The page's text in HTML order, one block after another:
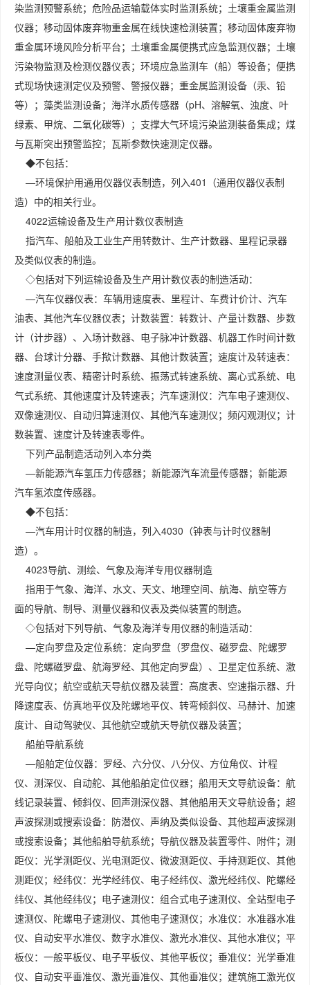
染监测预警系统；危险品运输载体实时监测系统；土壤重金属监测
仪器；移动固体废弃物重金属在线快速检测装置；移动固体废弃物
重金属环境风险分析平台；土壤重金属便携式应急监测仪器；土壤
污染物监测及检测仪器仪表；环境应急监测车（船）等设备；便携
式现场快速测定仪及预警、警报仪器；重金属监测设备（汞、铅
等）；藻类监测设备；海洋水质传感器（pH、溶解氧、浊度、叶
绿素、甲烷、二氧化碳等）；支撑大气环境污染监测装备集成；煤
与瓦斯突出预警监控；瓦斯参数快速测定仪器。
◆不包括：
—环境保护用通用仪器仪表制造，列入401（通用仪器仪表制
造）中的相关行业。
4022运输设备及生产用计数仪表制造
指汽车、船舶及工业生产用转数计、生产计数器、里程记录器
及类似仪表的制造。
◇包括对下列运输设备及生产用计数仪表的制造活动：
—汽车仪器仪表：车辆用速度表、里程计、车费计价计、汽车
油表、其他汽车仪器仪表；计数装置：转数计、产量计数器、步数
计（计步器）、入场计数器、电子脉冲计数器、机器工作时间计数
器、台球计分器、手揿计数器、其他计数装置；速度计及转速表：
速度测量仪表、精密计时系统、振荡式转速系统、离心式系统、电
气式系统、其他速度计及转速表；汽车速测仪：汽车电子速测仪、
双像速测仪、自动归算速测仪、其他汽车速测仪；频闪观测仪；计
数装置、速度计及转速表零件。
下列产品制造活动列入本分类
—新能源汽车氢压力传感器；新能源汽车流量传感器；新能源
汽车氢浓度传感器。
◆不包括：
—汽车用计时仪器的制造，列入4030（钟表与计时仪器制
造）。
4023导航、测绘、气象及海洋专用仪器制造
指用于气象、海洋、水文、天文、地理空间、航海、航空等方
面的导航、制导、测量仪器和仪表及类似装置的制造。
◇包括对下列导航、气象及海洋专用仪器的制造活动：
—定向罗盘及定位系统：定向罗盘（罗盘仪、磁罗盘、陀螺罗
盘、陀螺磁罗盘、航海罗经、其他定向罗盘）、卫星定位系统、激
光导向仪；航空或航天导航仪器及装置：高度表、空速指示器、升
降速度表、仿真地平仪及陀螺地平仪、转弯倾斜仪、马赫计、加速
度计、自动驾驶仪、其他航空或航天导航仪器及装置；
船舶导航系统
—船舶定位仪器：罗经、六分仪、八分仪、方位角仪、计程
仪、测深仪、自动舵、其他船舶定位仪器；船用天文导航设备：航
线记录装置、倾斜仪、回声测深仪器、其他船用天文导航设备；超
声波探测或搜索设备：防潜仪、声纳及类似设备、其他超声波探测
或搜索设备；其他船舶导航系统；导航仪器及装置零件、附件；测
距仪：光学测距仪、光电测距仪、微波测距仪、手持测距仪、其他
测距仪；经纬仪：光学经纬仪、电子经纬仪、激光经纬仪、陀螺经
纬仪、其他经纬仪；电子速测仪：组合式电子速测仪、全站型电子
速测仪、陀螺电子速测仪、其他电子速测仪；水准仪：水准器水准
仪、自动安平水准仪、数字水准仪、激光水准仪、其他水准仪；平
板仪：一般平板仪、电子平板仪、其他平板仪；垂准仪：光学垂准
仪、自动安平垂准仪、激光垂准仪、其他垂准仪；建筑施工激光仪